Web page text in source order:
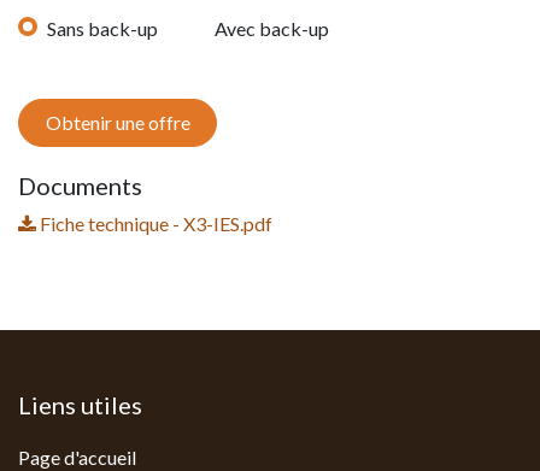
Sans back-up Avec back-up
Obtenir une offre
Documents
Fiche technique - X3-IES.pdf
Liens utiles
Page d'accueil